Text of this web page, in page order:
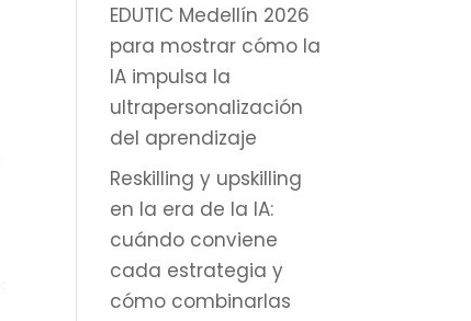
EDUTIC Medellín 2026
para mostrar cómo la
IA impulsa la
ultrapersonalización
del aprendizaje
Reskilling y upskilling
en la era de la IA:
cuándo conviene
cada estrategia y
cómo combinarlas